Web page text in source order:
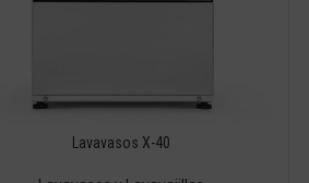
Lavavasos X-40